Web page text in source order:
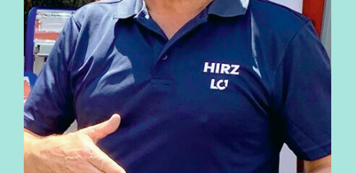
SPAR bietet ein breites Sortiment an von Milch,
Butter und Rahm über Joghurt bis hin zu Quark,
Milchmischgetränken und Käse. Sämtliche dieser
Produktkategorien haben wir bei SPAR im
Sortiment gelistet. Somit kann SPAR seine
Kunden jeden Tag mit dem «Genuss von ganzen
Herzen» von Emmi verwöhnen.